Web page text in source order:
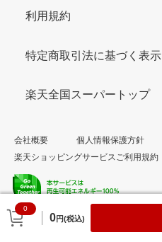
0
0円(税込)
利用規約
特定商取引法に基づく表示
楽天全国スーパートップ
会社概要
個人情報保護方針
楽天ショッピングサービスご利用規約
© Rakuten Group, Inc.